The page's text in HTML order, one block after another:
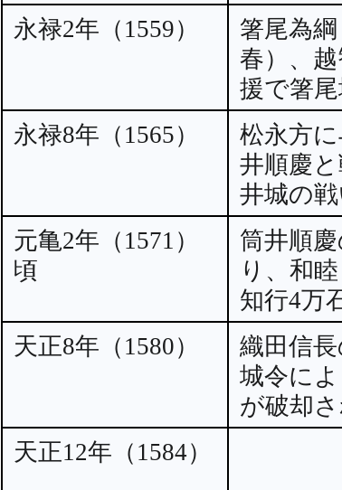
永禄2年（1559）
箸尾為
春）、
援で箸
永禄8年（1565）
松永方
井順慶
井城の戦
元亀2年（1571）
頃
筒井順
り、和睦
知行4万
天正8年（1580）
織田信
城令に
が破却
天正12年（1584）